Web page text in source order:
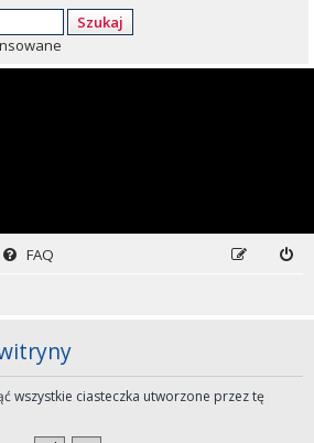
Szukaj
FAQ
wszystkie ciasteczka utworzone przez tę